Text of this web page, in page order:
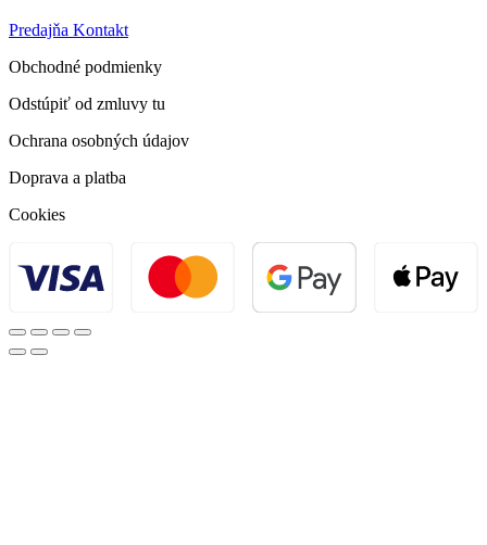
Predajňa Kontakt
Obchodné podmienky
Odstúpiť od zmluvy tu
Ochrana osobných údajov
Doprava a platba
Cookies